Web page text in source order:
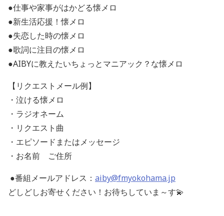
●仕事や家事がはかどる懐メロ
●新生活応援！懐メロ
●失恋した時の懐メロ
●歌詞に注目の懐メロ
●AIBYに教えたいちょっとマニアック？な懐メロ
【リクエストメール例】
・泣ける懐メロ
・ラジオネーム
・リクエスト曲
・エピソードまたはメッセージ
・お名前 ご住所
●番組メールアドレス： aiby@fmyokohama.jp
どしどしお寄せください！お待ちしていま～す💫